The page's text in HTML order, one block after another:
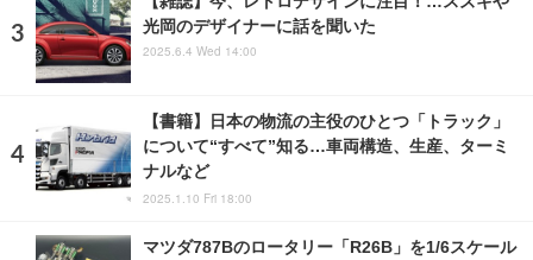
光岡のデザイナーに話を聞いた
2025.6.4 Wed 14:00
【書籍】日本の物流の主役のひとつ「トラック」
について“すべて”知る…車両構造、生産、ターミ
ナルなど
2025.1.10 Fri 18:00
マツダ787Bのロータリー「R26B」を1/6スケール